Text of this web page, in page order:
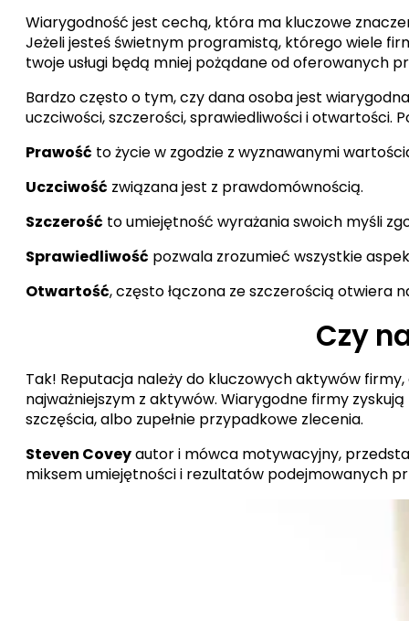
Wiarygodność jest cechą, która ma kluczowe
Jeżeli jesteś świetnym programistą, którego wiele
twoje usługi będą mniej pożądane od oferowanych
Bardzo często o tym, czy dana osoba jest
uczciwości, szczerości, sprawiedliwości i otwartości.
Prawość to życie w zgodzie z wyznawanymi
Uczciwość związana jest z prawdomównością.
Szczerość to umiejętność wyrażania swoich myśli
Sprawiedliwość pozwala zrozumieć wszystkie
Otwartość, często łączona ze szczerością otwiera
Czy
Tak! Reputacja należy do kluczowych aktywów
najważniejszym z aktywów. Wiarygodne firmy
szczęścia, albo zupełnie przypadkowe zlecenia.
Steven Coveyautor i mówca motywacyjny,
miksem umiejętności i rezultatów podejmowanych